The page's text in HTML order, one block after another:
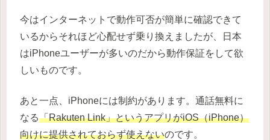
今はインターネットで動作可否が簡単に確認できて
いるからそれほど心配せず乗り換えましたが、日本
はiPhoneユーザーが多いのだから動作保証をして欲
しいものです。
あと一点、iPhoneには制約があります。通話無料に
なる「Rakuten Link」というアプリがiOS（iPhone）
向けに提供されておらず使えないのです。